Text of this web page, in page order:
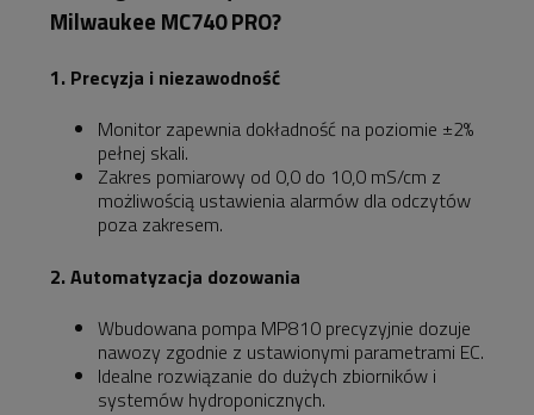
Milwaukee MC740 PRO?
1. Precyzja i niezawodność
Monitor zapewnia dokładność na poziomie ±2%
pełnej skali.
Zakres pomiarowy od 0,0 do 10,0 mS/cm z
możliwością ustawienia alarmów dla odczytów
poza zakresem.
2. Automatyzacja dozowania
Wbudowana pompa MP810 precyzyjnie dozuje
nawozy zgodnie z ustawionymi parametrami EC.
Idealne rozwiązanie do dużych zbiorników i
systemów hydroponicznych.